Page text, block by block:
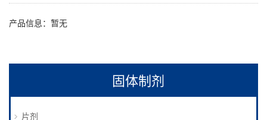
产品信息：暂无
固体制剂
片剂